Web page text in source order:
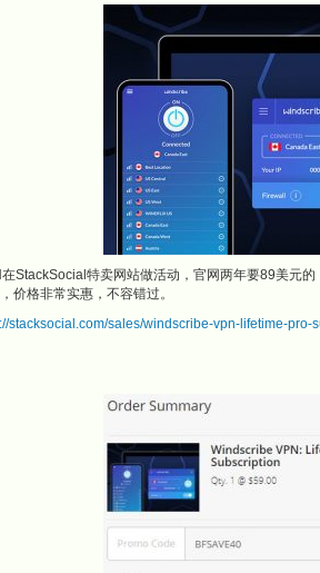
StackSocial特卖网站做活动，官网两年要89美元
价格非常实惠，不容错过。
stacksocial.com/sales/windscribe-vpn-lifetime-